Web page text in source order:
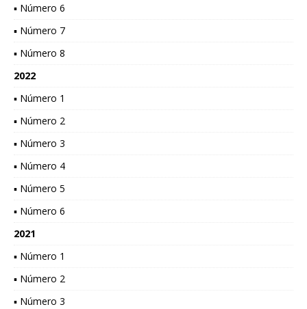
▪ Número 6
▪ Número 7
▪ Número 8
2022
▪ Número 1
▪ Número 2
▪ Número 3
▪ Número 4
▪ Número 5
▪ Número 6
2021
▪ Número 1
▪ Número 2
▪ Número 3